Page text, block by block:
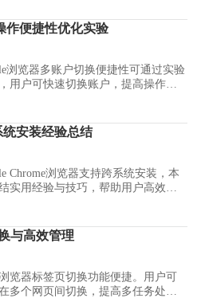
作便捷性优化实验
浏览器多账户切换便捷性可通过实验
用户可快速切换账户，提高操作效
统安装经验总结
Chrome浏览器支持跨系统安装，本
实用经验与技巧，帮助用户高效在
与高效管理
览器标签页切换功能便捷。用户可
多个网页间切换，提高多任务处理